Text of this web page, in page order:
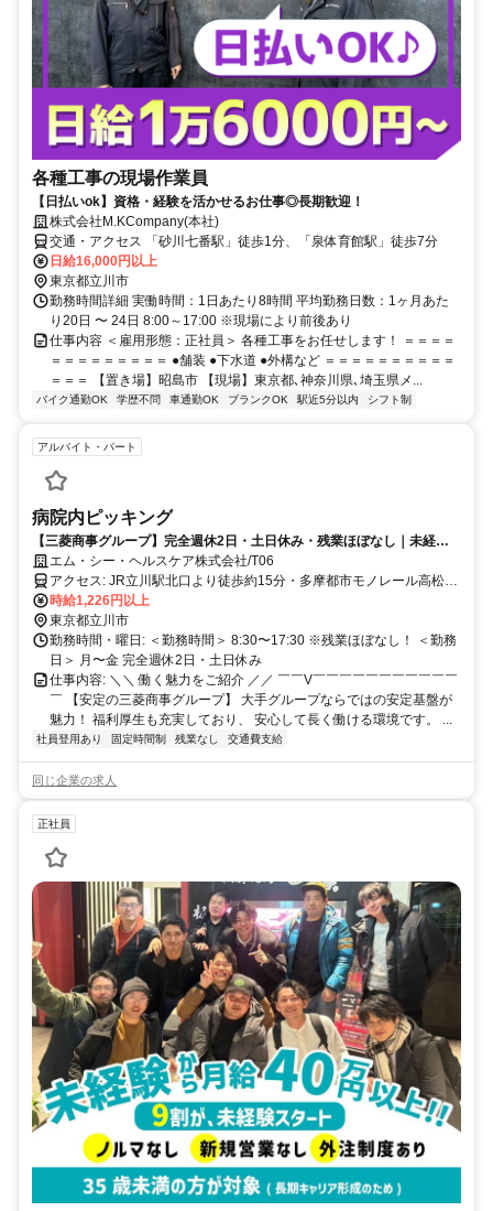
各種工事の現場作業員
【日払いok】資格・経験を活かせるお仕事◎長期歓迎！
株式会社M.KCompany(本社)
交通・アクセス 「砂川七番駅」徒歩1分、「泉体育館駅」徒歩7分
日給16,000円以上
東京都立川市
勤務時間詳細 実働時間：1日あたり8時間 平均勤務日数：1ヶ月あた
り20日 〜 24日 8:00～17:00 ※現場により前後あり
仕事内容 ＜雇用形態：正社員＞ 各種工事をお任せします！ ＝＝＝＝
＝＝＝＝＝＝＝＝＝ ●舗装 ●下水道 ●外構など ＝＝＝＝＝＝＝＝＝＝
＝＝＝ 【置き場】昭島市 【現場】東京都､神奈川県､埼玉県メ...
バイク通勤OK 学歴不問 車通勤OK ブランクOK 駅近5分以内 シフト制
アルバイト・パート
病院内ピッキング
【三菱商事グループ】完全週休2日・土日休み・残業ほぼなし｜未経験
大歓迎！病院内での医薬品等のピッキング・在庫管理など
エム・シー・ヘルスケア株式会社/T06
アクセス: JR立川駅北口より徒歩約15分・多摩都市モノレール高松駅
徒歩計約15分・立川バス（1）番もしくは（2）番乗場より約10分
時給1,226円以上
東京都立川市
勤務時間・曜日: ＜勤務時間＞ 8:30〜17:30 ※残業ほぼなし！ ＜勤務
日＞ 月〜金 完全週休2日・土日休み
仕事内容: ＼＼ 働く魅力をご紹介 ／／ ￣￣V￣￣￣￣￣￣￣￣￣￣￣
￣ 【安定の三菱商事グループ】 大手グループならではの安定基盤が
魅力！ 福利厚生も充実しており、 安心して長く働ける環境です。 ...
社員登用あり 固定時間制 残業なし 交通費支給
同じ企業の求人
正社員